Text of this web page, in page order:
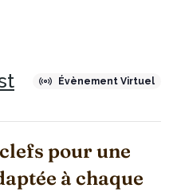
Évènement Virtuel
pour une
à chaque